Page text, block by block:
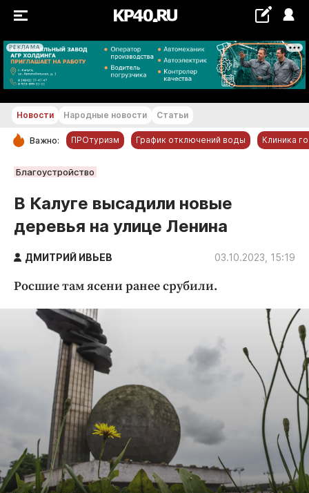
РЕКЛАМА
+24...+25 °С
РУБРИКИ
Новости компаний
Статьи
Народные новости
Благоустройство
Криминал
Культура
Недвижимость и ЖКХ
Образование
Общество
Погода
Праздники
Происшествия
Спорт
Новости Народные новости Статьи
Важно: ПРОтуризм График отключений воды Клиника
Благоустройство
В Калуге высадили новые
деревья на улице Ленина
ДМИТРИЙ ИВЬЕВ 03.10.2023, 15:19
Росшие там ясени ранее срубили.